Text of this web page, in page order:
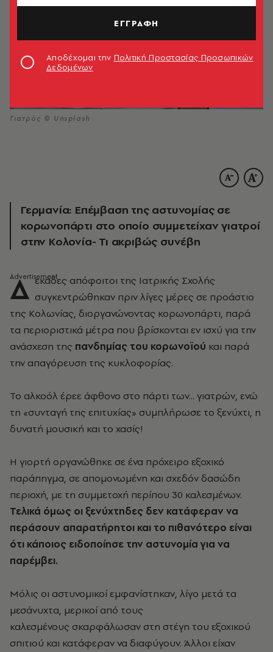
Γιατρός © Unsplash
Γερμανία: Επέμβαση της αστυνομίας σε
κορωνοπάρτι στο οποίο συμμετείχαν γιατροί
στην Κολονία- Τι ακριβώς συνέβη
Δ εκάδες απόφοιτοι της Ιατρικής Σχολής
συγκεντρώθηκαν πριν λίγες μέρες σε προάστιο
της Κολωνίας, διοργανώνοντας κορωνοπάρτι, παρά
τα περιοριστικά μέτρα που βρίσκονται εν ισχύ για την
ανάσχεση της πανδημίας του κορωνοϊού και παρά
την απαγόρευση της κυκλοφορίας.
Το αλκοόλ έρεε άφθονο στο πάρτι των... γιατρών, ενώ
τη «συνταγή της επιτυχίας» συμπλήρωσε το ξενύχτι, η
δυνατή μουσική και το χασίς!
Η γιορτή οργανώθηκε σε ένα πρόχειρο εξοχικό
παράπηγμα, σε απομονωμένη και σχεδόν δασώδη
περιοχή, με τη συμμετοχή περίπου 30 καλεσμένων.
Τελικά όμως οι ξενύχτηδες δεν κατάφεραν να
περάσουν απαρατήρητοι και το πιθανότερο είναι
ότι κάποιος ειδοποίησε την αστυνομία για να
παρέμβει.
Μόλις οι αστυνομικοί εμφανίστηκαν, λίγο μετά τα
μεσάνυχτα, μερικοί από τους
καλεσμένους σκαρφάλωσαν στη στέγη του εξοχικού
σπιτιού και κατάφεραν να διαφύγουν. Άλλοι είχαν
ΕΓΓΡΑΦΗ
Αποδέχομαι την Πολιτική Προστασίας Προσωπικών
Δεδομένων